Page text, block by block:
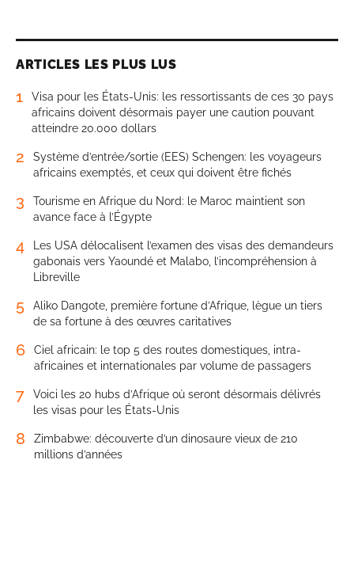
ARTICLES LES PLUS LUS
1
Visa pour les États-Unis: les ressortissants de ces 30 pays
africains doivent désormais payer une caution pouvant
atteindre 20.000 dollars
2
Système d’entrée/sortie (EES) Schengen: les voyageurs
africains exemptés, et ceux qui doivent être fichés
3
Tourisme en Afrique du Nord: le Maroc maintient son
avance face à l’Égypte
4
Les USA délocalisent l’examen des visas des demandeurs
gabonais vers Yaoundé et Malabo, l’incompréhension à
Libreville
5
Aliko Dangote, première fortune d’Afrique, lègue un tiers
de sa fortune à des œuvres caritatives
6
Ciel africain: le top 5 des routes domestiques, intra-
africaines et internationales par volume de passagers
7
Voici les 20 hubs d’Afrique où seront désormais délivrés
les visas pour les États-Unis
8
Zimbabwe: découverte d’un dinosaure vieux de 210
millions d’années